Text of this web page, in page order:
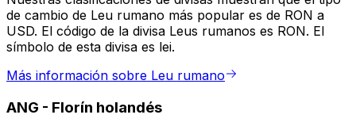
de cambio de Leu rumano más popular es de RON a
USD. El código de la divisa Leus rumanos es RON. El
símbolo de esta divisa es lei.
Más información sobre Leu rumano
ANG - Florín holandés